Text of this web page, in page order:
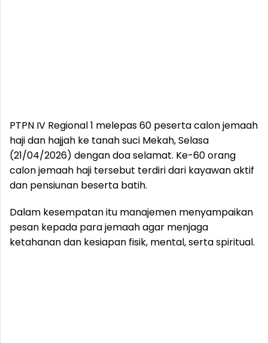
PTPN IV Regional 1 melepas 60 peserta calon jemaah
haji dan hajjah ke tanah suci Mekah, Selasa
(21/04/2026) dengan doa selamat. Ke-60 orang
calon jemaah haji tersebut terdiri dari kayawan aktif
dan pensiunan beserta batih.
Dalam kesempatan itu manajemen menyampaikan
pesan kepada para jemaah agar menjaga
ketahanan dan kesiapan fisik, mental, serta spiritual.